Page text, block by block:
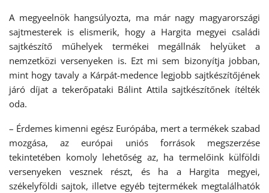
A megyeelnök hangsúlyozta, ma már nagy magyarországi
sajtmesterek is elismerik, hogy a Hargita megyei családi
sajtkészítő műhelyek termékei megállnák helyüket a
nemzetközi versenyeken is. Ezt mi sem bizonyítja jobban,
mint hogy tavaly a Kárpát-medence legjobb sajtkészítőjének
járó díjat a tekerőpataki Bálint Attila sajtkészítőnek ítélték
oda.
– Érdemes kimenni egész Európába, mert a termékek szabad
mozgása, az európai uniós források megszerzése
tekintetében komoly lehetőség az, ha termelőink külföldi
versenyeken vesznek részt, és ha a Hargita megyei,
székelyföldi sajtok, illetve egyéb tejtermékek megtalálhatók